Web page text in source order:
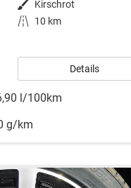
Außenfarbe Kirschrot
Kilometerstand
10 km
Details
l/100km
g/km